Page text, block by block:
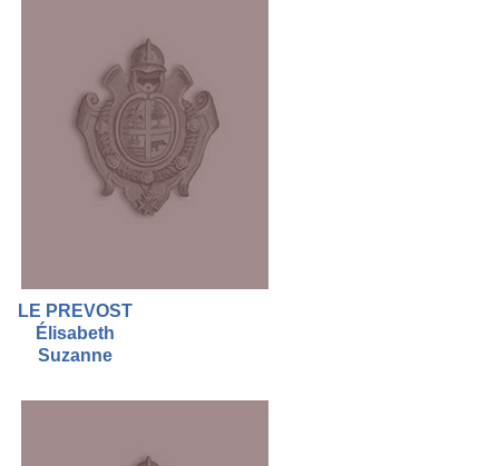
LE PREVOST
Élisabeth
Suzanne